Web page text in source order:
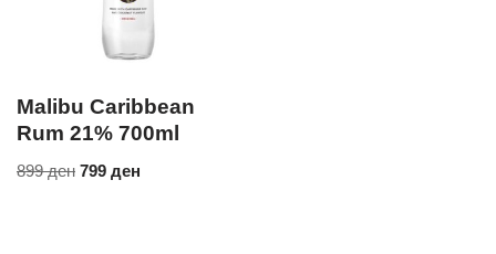
Malibu Caribbean
Rum 21% 700ml
899ден 799 ден